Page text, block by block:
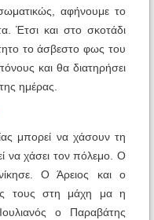
αφήνουμε το
Έτσι και στο σκοτάδι
το άσβεστο φως του
και θα διατηρήσει
ημέρας.
μπορεί να χάσουν τη
να χάσει τον πόλεμο. Ο
Ο Άρειος και ο
τους στη μάχη μα η
ο Παραβάτης